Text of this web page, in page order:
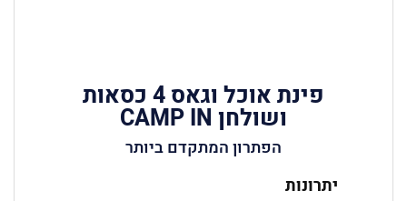
פינת אוכל וגאס 4 כסאות
ושולחן CAMP IN
הפתרון המתקדם ביותר
יתרונות